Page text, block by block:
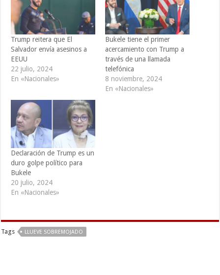
Trump reitera que El
Salvador envía asesinos a
EEUU
22 julio, 2024
En «Nacionales»
Bukele tiene el primer
acercamiento con Trump a
través de una llamada
telefónica
8 noviembre, 2024
En «Nacionales»
Declaración de Trump es un
duro golpe político para
Bukele
20 julio, 2024
En «Nacionales»
Tags LLUEVE SOBREMOJADO